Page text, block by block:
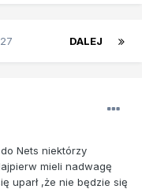
DALEJ
Nets niektórzy
mieli nadwagę
uparł ,że nie będzie się